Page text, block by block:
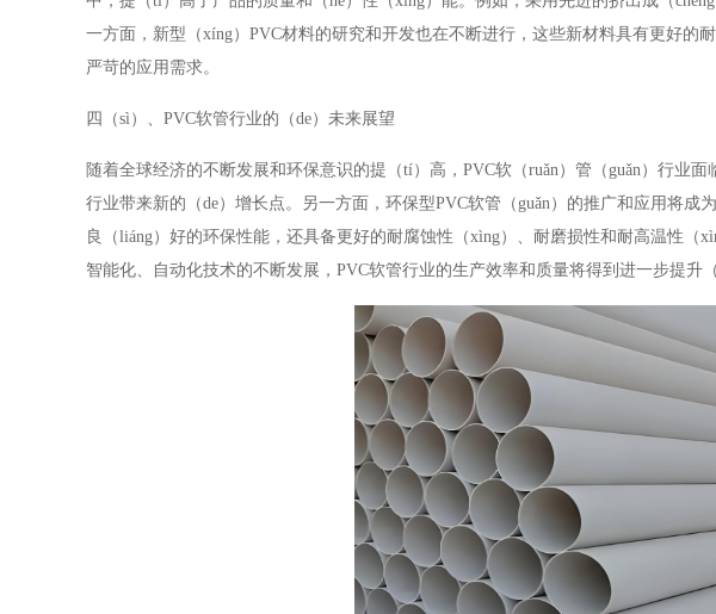
一方面，新型（xíng）PVC材料的研究和开发也在不断进行，这些新材料具有更好的
严苛的应用需求。
四（sì）、PVC软管行业的（de）未来展望
随着全球经济的不断发展和环保意识的提（tí）高，PVC软（ruǎn）管（guǎn）行业
行业带来新的（de）增长点。另一方面，环保型PVC软管（guǎn）的推广和应用将成
良（liáng）好的环保性能，还具备更好的耐腐蚀性（xìng）、耐磨损性和耐高温性（
智能化、自动化技术的不断发展，PVC软管行业的生产效率和质量将得到进一步提升（